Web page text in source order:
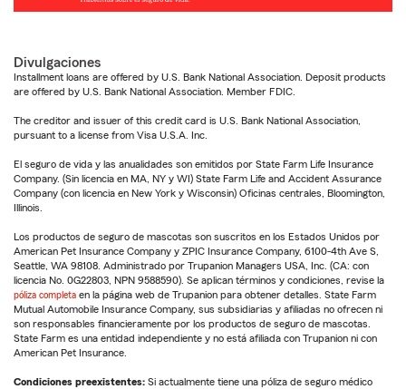
Divulgaciones
Installment loans are offered by U.S. Bank National Association. Deposit products
are offered by U.S. Bank National Association. Member FDIC.
The creditor and issuer of this credit card is U.S. Bank National Association,
pursuant to a license from Visa U.S.A. Inc.
El seguro de vida y las anualidades son emitidos por State Farm Life Insurance
Company. (Sin licencia en MA, NY y WI) State Farm Life and Accident Assurance
Company (con licencia en New York y Wisconsin) Oficinas centrales, Bloomington,
Illinois.
Los productos de seguro de mascotas son suscritos en los Estados Unidos por
American Pet Insurance Company y ZPIC Insurance Company, 6100-4th Ave S,
Seattle, WA 98108. Administrado por Trupanion Managers USA, Inc. (CA: con
licencia No. 0G22803, NPN 9588590). Se aplican términos y condiciones, revise la
póliza completa en la página web de Trupanion para obtener detalles. State Farm
Mutual Automobile Insurance Company, sus subsidiarias y afiliadas no ofrecen ni
son responsables financieramente por los productos de seguro de mascotas.
State Farm es una entidad independiente y no está afiliada con Trupanion ni con
American Pet Insurance.
Condiciones preexistentes: Si actualmente tiene una póliza de seguro médico